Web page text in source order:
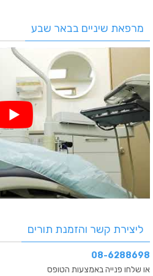
מרפאת שיניים בבאר שבע
ליצירת קשר והזמנת תורים
08-6288698
או שלחו פנייה באמצעות הטופס